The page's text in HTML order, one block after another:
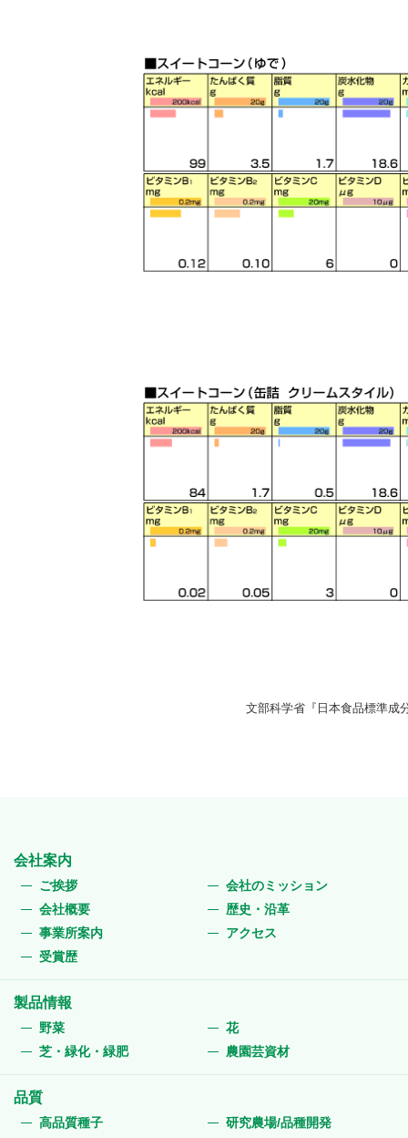
文部科学省『日本食品標準成
会社案内
ご挨拶
会社のミッション
会社概要
歴史・沿革
事業所案内
アクセス
受賞歴
製品情報
野菜
花
芝・緑化・緑肥
農園芸資材
品質
高品質種子
研究農場/品種開発